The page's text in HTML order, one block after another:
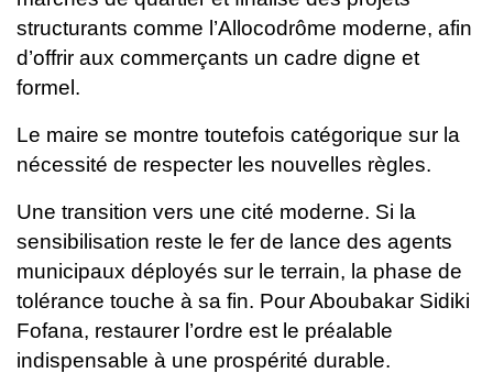
structurants comme l’Allocodrôme moderne, afin
d’offrir aux commerçants un cadre digne et
formel.
Le maire se montre toutefois catégorique sur la
nécessité de respecter les nouvelles règles.
Une transition vers une cité moderne. Si la
sensibilisation reste le fer de lance des agents
municipaux déployés sur le terrain, la phase de
tolérance touche à sa fin. Pour Aboubakar Sidiki
Fofana, restaurer l’ordre est le préalable
indispensable à une prospérité durable.